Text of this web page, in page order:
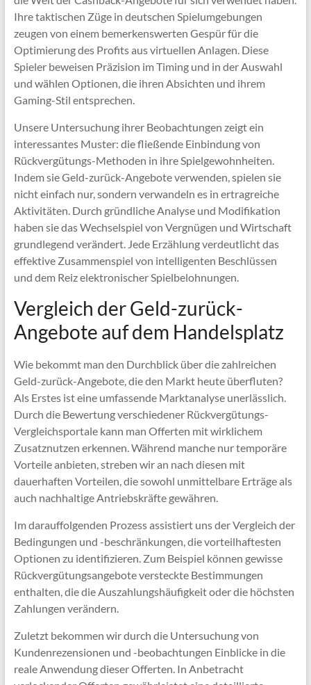
Ihre taktischen Züge in deutschen Spielumgebungen
zeugen von einem bemerkenswerten Gespür für die
Optimierung des Profits aus virtuellen Anlagen. Diese
Spieler beweisen Präzision im Timing und in der Auswahl
und wählen Optionen, die ihren Absichten und ihrem
Gaming-Stil entsprechen.
Unsere Untersuchung ihrer Beobachtungen zeigt ein
interessantes Muster: die fließende Einbindung von
Rückvergütungs-Methoden in ihre Spielgewohnheiten.
Indem sie Geld-zurück-Angebote verwenden, spielen sie
nicht einfach nur, sondern verwandeln es in ertragreiche
Aktivitäten. Durch gründliche Analyse und Modifikation
haben sie das Wechselspiel von Vergnügen und Wirtschaft
grundlegend verändert. Jede Erzählung verdeutlicht das
effektive Zusammenspiel von intelligenten Beschlüssen
und dem Reiz elektronischer Spielbelohnungen.
Vergleich der Geld-zurück-
Angebote auf dem Handelsplatz
Wie bekommt man den Durchblick über die zahlreichen
Geld-zurück-Angebote, die den Markt heute überfluten?
Als Erstes ist eine umfassende Marktanalyse unerlässlich.
Durch die Bewertung verschiedener Rückvergütungs-
Vergleichsportale kann man Offerten mit wirklichem
Zusatznutzen erkennen. Während manche nur temporäre
Vorteile anbieten, streben wir an nach diesen mit
dauerhaften Vorteilen, die sowohl unmittelbare Erträge als
auch nachhaltige Antriebskräfte gewähren.
Im darauffolgenden Prozess assistiert uns der Vergleich der
Bedingungen und -beschränkungen, die vorteilhaftesten
Optionen zu identifizieren. Zum Beispiel können gewisse
Rückvergütungsangebote versteckte Bestimmungen
enthalten, die die Auszahlungshäufigkeit oder die höchsten
Zahlungen verändern.
Zuletzt bekommen wir durch die Untersuchung von
Kundenrezensionen und -beobachtungen Einblicke in die
reale Anwendung dieser Offerten. In Anbetracht